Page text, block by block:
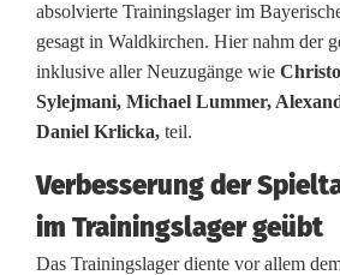
m
g
e
s
t
absolvierte Trainingslager im
gesagt in Waldkirchen. Hier nahm der
inklusive aller Neuzugänge wie
Sylejmani, Michael Lummer,
Daniel Krlicka, teil.
Verbesserung der
im Trainingslager geübt
Das Trainingslager diente vor allem